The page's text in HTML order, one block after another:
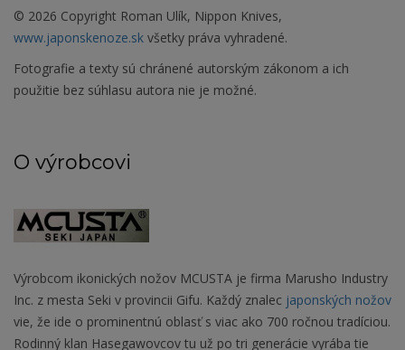
© 2026 Copyright Roman Ulík, Nippon Knives,
www.japonskenoze.sk všetky práva vyhradené.
Fotografie a texty sú chránené autorským zákonom a ich
použitie bez súhlasu autora nie je možné.
O výrobcovi
Výrobcom ikonických nožov MCUSTA je firma Marusho Industry
Inc. z mesta Seki v provincii Gifu. Každý znalec japonských nožov
vie, že ide o prominentnú oblasť s viac ako 700 ročnou tradíciou.
Rodinný klan Hasegawovcov tu už po tri generácie vyrába tie